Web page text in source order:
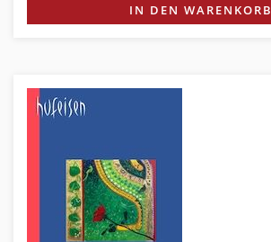
IN DEN WARENKORB